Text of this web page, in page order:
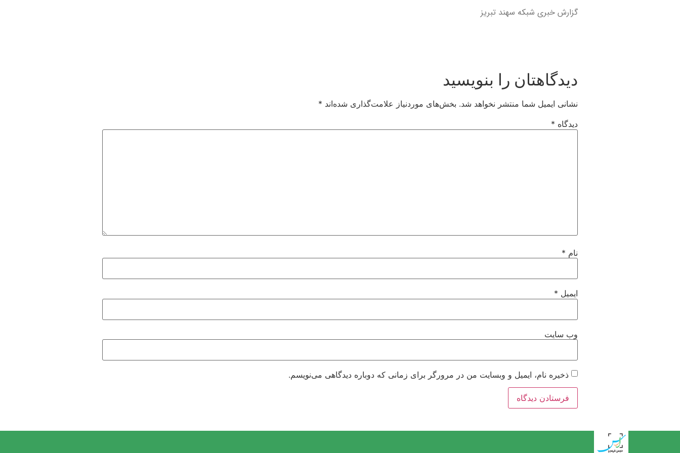
گزارش خبری شبکه سهند تبریز
دیدگاهتان را بنویسید
نشانی ایمیل شما منتشر نخواهد شد. بخش‌های موردنیاز علامت‌گذاری شده‌اند *
دیدگاه *
نام *
ایمیل *
وب‌ سایت
ذخیره نام، ایمیل و وبسایت من در مرورگر برای زمانی که دوباره دیدگاهی می‌نویسم.